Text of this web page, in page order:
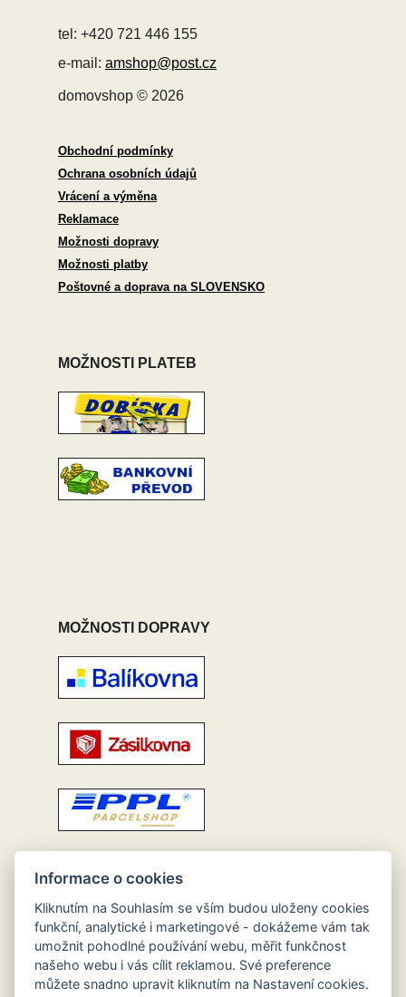
tel: +420 721 446 155
e-mail: amshop@post.cz
domovshop © 2026
Obchodní podmínky
Ochrana osobních údajů
Vrácení a výměna
Reklamace
Možnosti dopravy
Možnosti platby
Poštovné a doprava na SLOVENSKO
MOŽNOSTI PLATEB
MOŽNOSTI DOPRAVY
Informace o cookies
Kliknutím na Souhlasím se vším budou uloženy cookies
funkční, analytické i marketingové - dokážeme vám tak
umožnit pohodlné používání webu, měřit funkčnost
našeho webu i vás cílit reklamou. Své preference
můžete snadno upravit kliknutím na Nastavení cookies.